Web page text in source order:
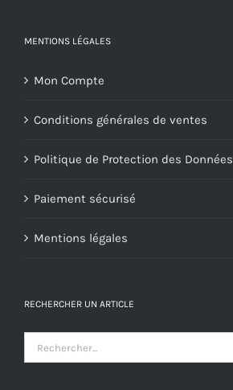
MENTIONS LÉGALES
Mon Compte
Conditions générales de ventes
Politique de Protection des Données
Paiement sécurisé
Mentions légales
RECHERCHER UN ARTICLE